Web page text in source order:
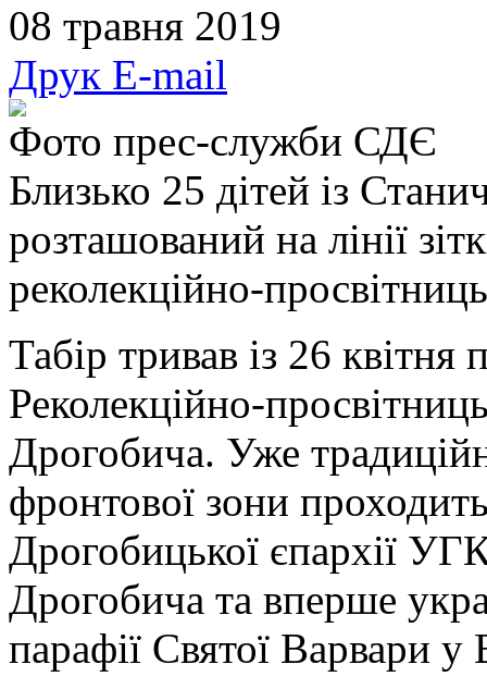
08 травня 2019
Друк E-mail
Фото прес-служби СДЄ
Близько 25 дітей із
розташований на лінії
реколекційно-
Табір тривав із 26
Реколекційно-
Дрогобича. Уже
фронтової зони
Дрогобицької єпархії
Дрогобича та вперше
парафії Святої Варвари у